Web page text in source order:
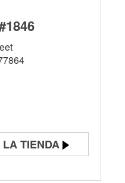
TIENDA